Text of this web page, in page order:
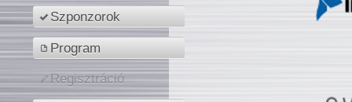
Szponzorok
Program
Regisztráció